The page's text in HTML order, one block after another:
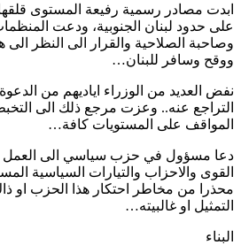
ابدت مصادر رسمية رفيعة المستوى قلقها
على حدود لبنان الجنوبية، ودعت
وصاحبة الصلاحية والقرار الى النظر الى
ووقح وسافر للبنان…
نفض العديد من الوزراء اياديهم من الدعوة
التراجع عنه.. وعزت مرجع ذلك الى
المواقف على المستويات كافة…
دعا مسؤول في حزب سياسي الى العمل
القوى والاحزاب والتيارات السياسية
محذرا من مخاطر احتكار هذا الحزب او
التمثيل او غالبيته…
البناء